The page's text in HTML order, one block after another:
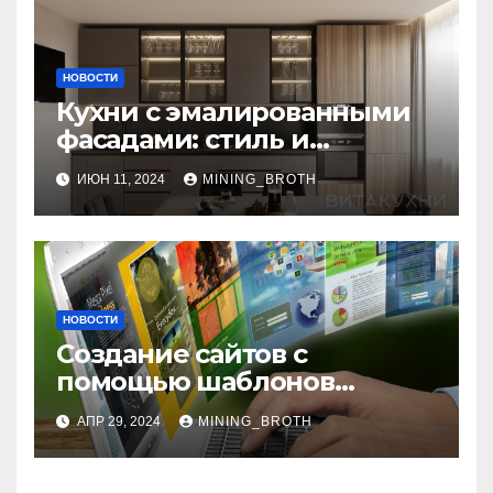
НОВОСТИ
Кухни с эмалированными
фасадами: стиль и
практичность в одном
решении
ИЮН 11, 2024 MINING_BROTH
НОВОСТИ
Создание сайтов с
помощью шаблонов
современных сайтов:
простой путь к
качественному веб-
АПР 29, 2024 MINING_BROTH